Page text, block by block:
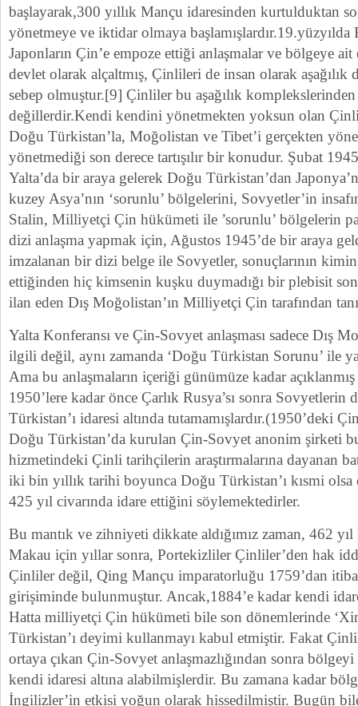
başlayarak,300 yıllık Mançu idaresinden kurtulduktan
yönetmeye ve iktidar olmaya başlamışlardır.19.yüzyılda
Japonların Çin’e empoze ettiği anlaşmalar ve bölgeye
devlet olarak alçaltmış, Çinlileri de insan olarak
sebep olmuştur.[9] Çinliler bu aşağılık
değillerdir.Kendi kendini yönetmekten yoksun olan
Doğu Türkistan’la, Moğolistan ve Tibet’i gerçekten
yönetmediği son derece tartışılır bir konudur. Şubat
Yalta’da bir araya gelerek Doğu Türkistan’dan
kuzey Asya’nın ‘sorunlu’ bölgelerini, Sovyetler’in
Stalin, Milliyetçi Çin hükümeti ile ’sorunlu’ bölgelerin
dizi anlaşma yapmak için, Ağustos 1945’de bir araya
imzalanan bir dizi belge ile Sovyetler, sonuçlarının kimin
ettiğinden hiç kimsenin kuşku duymadığı bir plebisit
ilan eden Dış Moğolistan’ın Milliyetçi Çin tarafından
Yalta Konferansı ve Çin-Sovyet anlaşması sadece Dış
ilgili değil, aynı zamanda ‘Doğu Türkistan Sorunu’ ile
Ama bu anlaşmaların içeriği günümüze kadar
1950’lere kadar önce Çarlık Rusya’sı sonra Sovyetlerin
Türkistan’ı idaresi altında tutamamışlardır.(1950’deki
Doğu Türkistan’da kurulan Çin-Sovyet anonim şirketi
hizmetindeki Çinli tarihçilerin araştırmalarına dayanan
iki bin yıllık tarihi boyunca Doğu Türkistan’ı kısmi
425 yıl civarında idare ettiğini söylemektedirler.
Bu mantık ve zihniyeti dikkate aldığımız zaman, 462
Makau için yıllar sonra, Portekizliler Çinliler’den hak
Çinliler değil, Qing Mançu imparatorluğu 1759’dan
girişiminde bulunmuştur. Ancak,1884’e kadar kendi
Hatta milliyetçi Çin hükümeti bile son dönemlerinde
Türkistan’ı deyimi kullanmayı kabul etmiştir. Fakat
ortaya çıkan Çin-Sovyet anlaşmazlığından sonra
kendi idaresi altına alabilmişlerdir. Bu zamana kadar
İngilizler’in etkisi yoğun olarak hissedilmiştir. Bugün